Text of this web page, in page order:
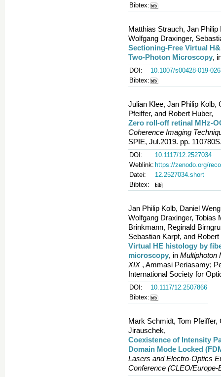
Bibtex:
Matthias Strauch, Jan
Wolfgang Draxinger,
Sectioning-Free Virtual
Two-Photon Microscopy,
DOI:
10.1007/s00428-019-
Bibtex:
Julian Klee, Jan Philip Kolb,
Pfeiffer, and Robert Huber,
Zero roll-off retinal MHz-
Coherence Imaging
SPIE, Jul.2019. pp.
DOI:
10.1117/12.2527034
Weblink: https://zenodo.org/
Datei:
12.2527034.short
Bibtex:
Jan Philip Kolb, Daniel
Wolfgang Draxinger, Tobias
Brinkmann, Reginald
Sebastian Karpf, and Robert
Virtual HE histology by
microscopy, in Multiphoton
XIX, Ammasi Periasamy;
International Society for
DOI:
10.1117/12.2507866
Bibtex:
Mark Schmidt, Tom
Jirauschek,
Coexistence of Intensity
Domain Mode Locked
Lasers and Electro-Optics
Conference (CLEO/Europe-